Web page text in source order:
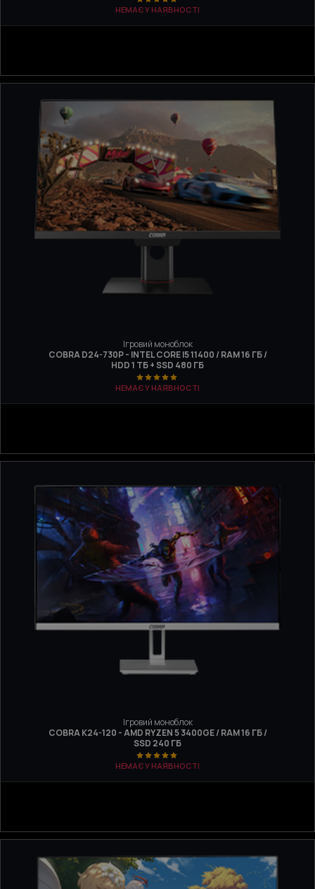
НЕМАЄ У НАЯВНОСТІ
Ігровий моноблок
COBRA D24-730P - INTEL CORE I5 11400 / RAM 16 ГБ /
HDD 1 ТБ + SSD 480 ГБ
НЕМАЄ У НАЯВНОСТІ
Ігровий моноблок
COBRA K24-120 - AMD RYZEN 5 3400GE / RAM 16 ГБ /
SSD 240 ГБ
НЕМАЄ У НАЯВНОСТІ